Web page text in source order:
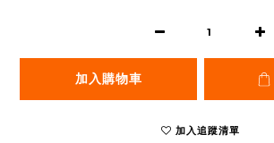
加入購物車
加入追蹤清單